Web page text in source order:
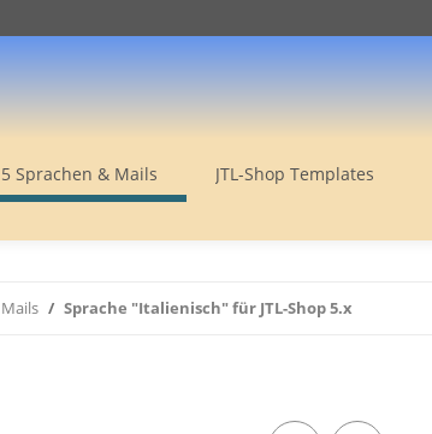
5 Sprachen & Mails JTL-Shop Templates
Sprache "Italienisch" für JTL-Shop 5.x